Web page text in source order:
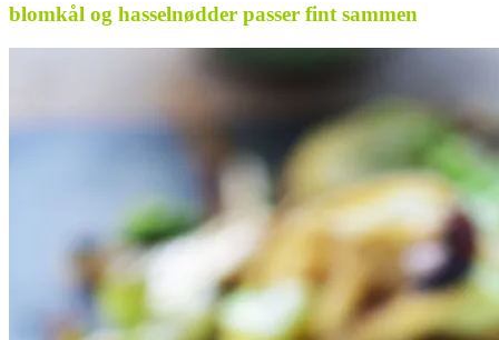
blomkål og hasselnødder passer fint sammen